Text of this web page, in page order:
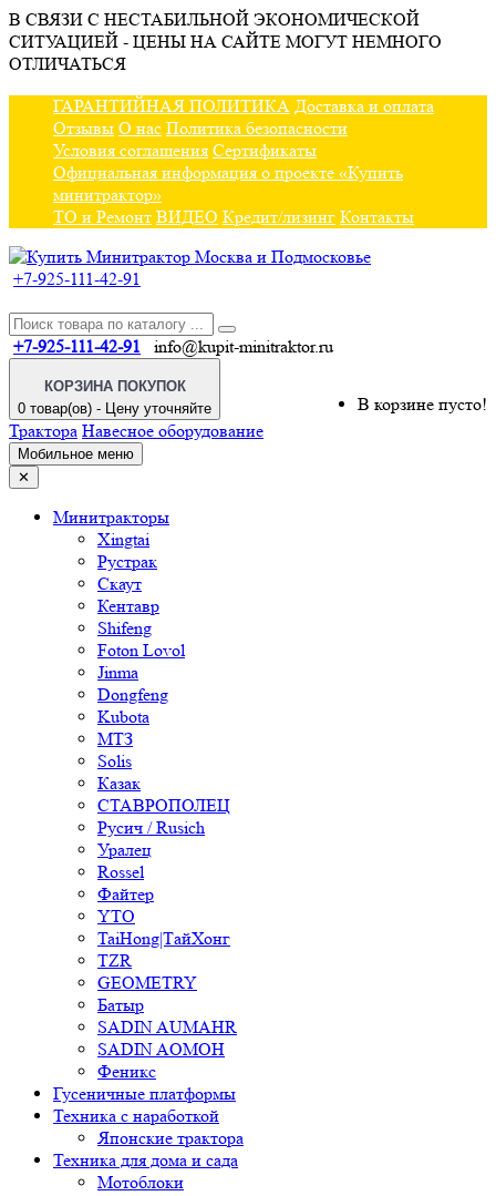
В СВЯЗИ С НЕСТАБИЛЬНОЙ ЭКОНОМИЧЕСКОЙ
СИТУАЦИЕЙ - ЦЕНЫ НА САЙТЕ МОГУТ НЕМНОГО
ОТЛИЧАТЬСЯ
ГАРАНТИЙНАЯ ПОЛИТИКА Доставка и оплата
Отзывы О нас Политика безопасности
Условия соглашения Сертификаты
Официальная информация о проекте «Купить
минитрактор»
ТО и Ремонт ВИДЕО Кредит/лизинг Контакты
+7-925-111-42-91
+7-925-111-42-91 info@kupit-minitraktor.ru
КОРЗИНА ПОКУПОК
0 товар(ов) - Цену уточняйте
В корзине пусто!
Трактора Навесное оборудование
Мобильное меню
✕
Минитракторы
Xingtai
Рустрак
Скаут
Кентавр
Shifeng
Foton Lovol
Jinma
Dongfeng
Kubota
МТЗ
Solis
Казак
СТАВРОПОЛЕЦ
Русич / Rusich
Уралец
Rossel
Файтер
YTO
TaiHong|ТайХонг
TZR
GEOMETRY
Батыр
SADIN AUMAHR
SADIN AOMOH
Феникс
Гусеничные платформы
Техника с наработкой
Японские трактора
Техника для дома и сада
Мотоблоки